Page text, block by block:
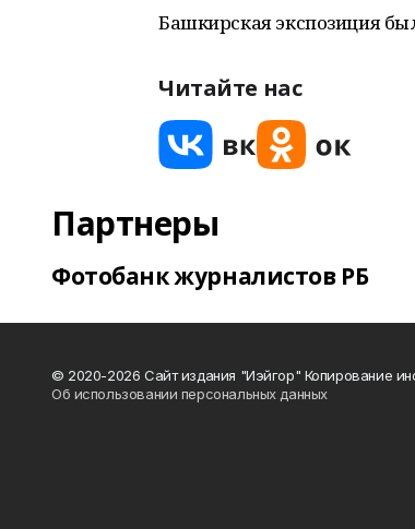
Башкирская экспозиция
Читайте нас
Партнеры
Фотобанк журналистов РБ
© 2020-2026 Сайт издания "Иэйгор" Копирование
Об использовании персональных данных